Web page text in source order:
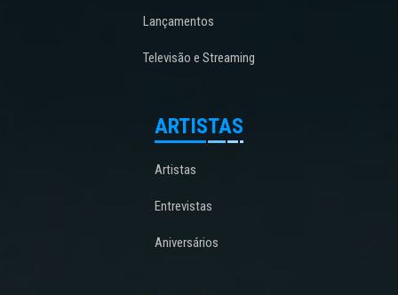
Lançamentos
Televisão e Streaming
ARTISTAS
Artistas
Entrevistas
Aniversários